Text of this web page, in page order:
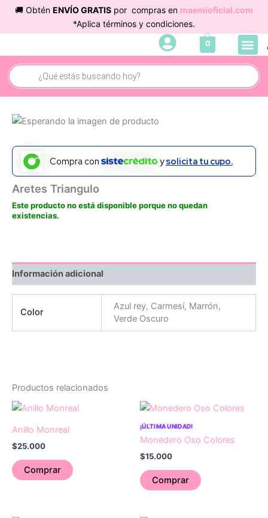
contenido
🚚 Obtén ENVÍO GRATIS por compras en maemioficial.com
*Aplica términos y condiciones.
0
Búsqueda
de
productos
Compra con ysolicita tu cupo.
Aretes Triangulo
Este producto no está disponible porque no quedan
existencias.
Información adicional
Color
Azul rey, Carmesí, Marrón,
Verde Oscuro
Productos relacionados
Anillo Monreal
$25.000
Comprar
¡ÚLTIMA UNIDAD!
Monedero Oso Colores
$15.000
Comprar